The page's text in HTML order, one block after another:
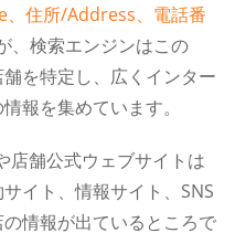
、住所/Address、電話番
、検索エンジンはこの
を特定し、広くインター
報を集めています。
店舗公式ウェブサイトは
イト、情報サイト、SNS
情報が出ているところで